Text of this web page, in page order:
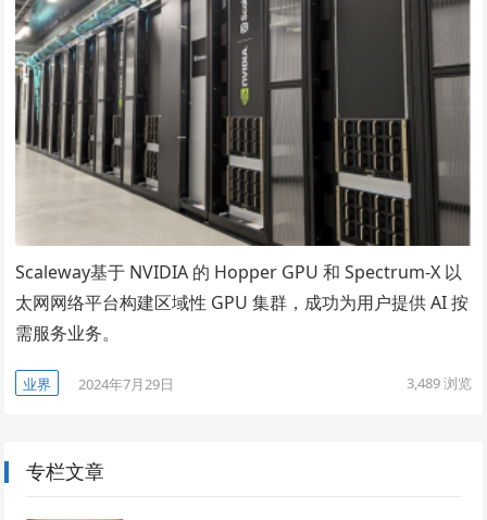
Scaleway基于 NVIDIA 的 Hopper GPU 和 Spectrum-X 以
太网网络平台构建区域性 GPU 集群，成功为用户提供 AI 按
需服务业务。
业界 2024年7月29日 3,489浏览
专栏文章